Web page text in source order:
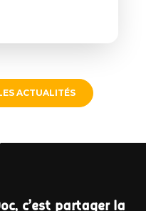
ACTUALITÉS
c'est partager la